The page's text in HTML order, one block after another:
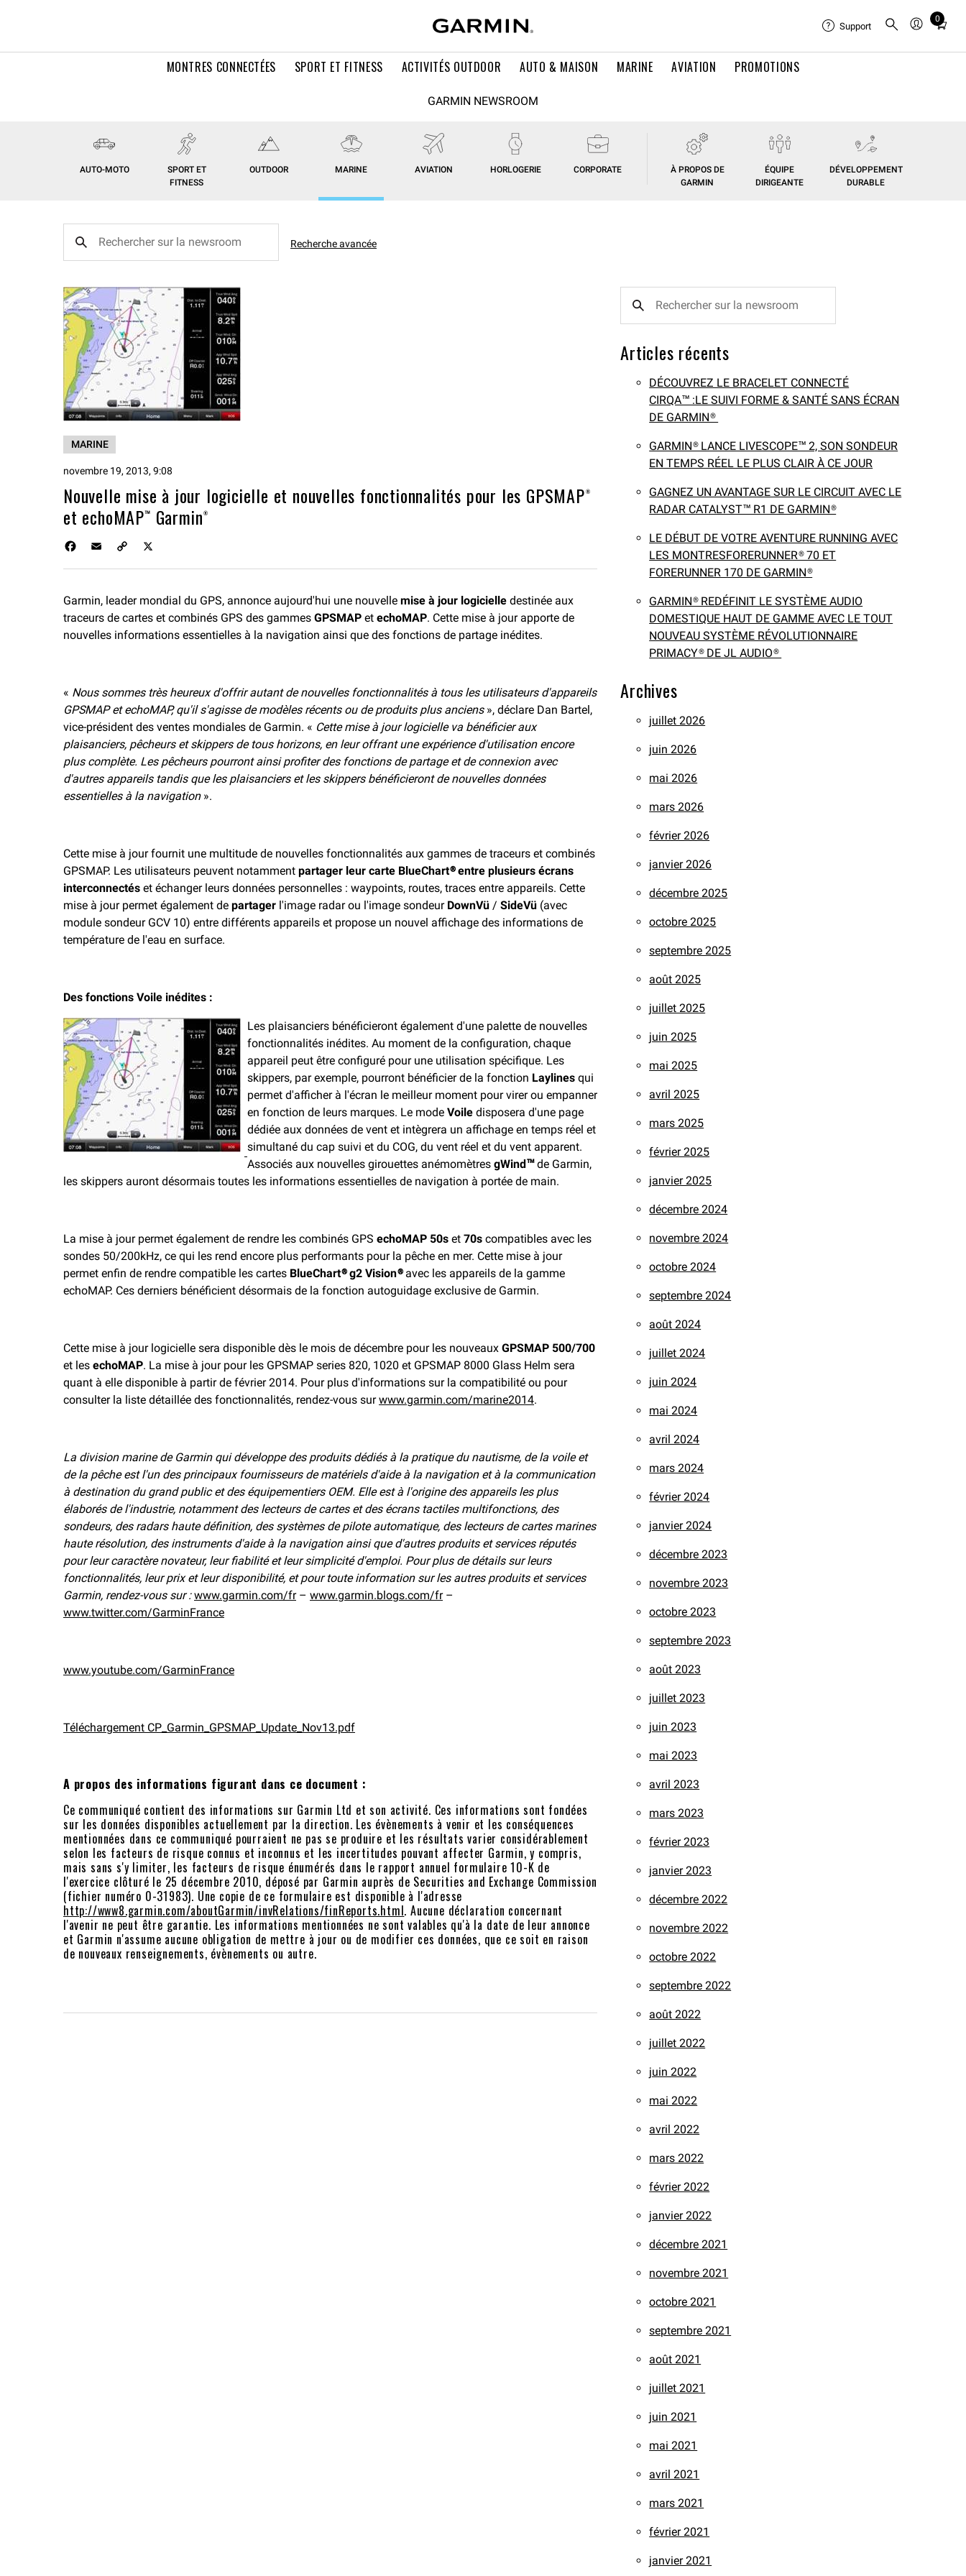
MONTRES CONNECTÉES SPORT ET FITNESS ACTIVITÉS OUTDOOR AUTO & MAISON MARINE AVIATION PROMOTIONS
Support
0
Total
in
GARMIN NEWSROOM
AUTO-MOTO
SPORT ET
FITNESS
OUTDOOR MARINE AVIATION HORLOGERIE CORPORATE
À PROPOS DE
GARMIN
ÉQUIPE
DIRIGEANTE
DÉVELOPPEMENT
DURABLE
Recherche avancée
MARINE
novembre 19, 2013, 9:08
Nouvelle mise à jour logicielle et nouvelles fonctionnalités pour les GPSMAP®
et echoMAP™ Garmin®
b
o
o
L
i
n
Garmin, leader mondial du GPS, annonce aujourd'hui une nouvelle mise à jour logicielle destinée aux
traceurs de cartes et combinés GPS des gammes GPSMAP et echoMAP. Cette mise à jour apporte de
nouvelles informations essentielles à la navigation ainsi que des fonctions de partage inédites.
« Nous sommes très heureux d'offrir autant de nouvelles fonctionnalités à tous les utilisateurs d'appareils
GPSMAP et echoMAP, qu'il s'agisse de modèles récents ou de produits plus anciens », déclare Dan Bartel,
vice-président des ventes mondiales de Garmin. « Cette mise à jour logicielle va bénéficier aux
plaisanciers, pêcheurs et skippers de tous horizons, en leur offrant une expérience d'utilisation encore
plus complète. Les pêcheurs pourront ainsi profiter des fonctions de partage et de connexion avec
d'autres appareils tandis que les plaisanciers et les skippers bénéficieront de nouvelles données
essentielles à la navigation».
Cette mise à jour fournit une multitude de nouvelles fonctionnalités aux gammes de traceurs et combinés
GPSMAP. Les utilisateurs peuvent notamment partager leur carte BlueChart®entre plusieurs écrans
interconnectés et échanger leurs données personnelles : waypoints, routes, traces entre appareils. Cette
mise à jour permet également de partager l'image radar ou l'image sondeur DownVü / SideVü (avec
module sondeur GCV 10) entre différents appareils et propose un nouvel affichage des informations de
température de l'eau en surface.
Des fonctions Voile inédites :
Les plaisanciers bénéficieront également d'une palette de nouvelles
fonctionnalités inédites. Au moment de la configuration, chaque
appareil peut être configuré pour une utilisation spécifique. Les
skippers, par exemple, pourront bénéficier de la fonction Laylines qui
permet d'afficher à l'écran le meilleur moment pour virer ou empanner
en fonction de leurs marques. Le mode Voile disposera d'une page
dédiée aux données de vent et intègrera un affichage en temps réel et
simultané du cap suivi et du COG, du vent réel et du vent apparent.
Associés aux nouvelles girouettes anémomètres gWind™de Garmin,
les skippers auront désormais toutes les informations essentielles de navigation à portée de main.
La mise à jour permet également de rendre les combinés GPS echoMAP 50s et 70s compatibles avec les
sondes 50/200kHz, ce qui les rend encore plus performants pour la pêche en mer. Cette mise à jour
permet enfin de rendre compatible les cartes BlueChart®g2 Vision®avec les appareils de la gamme
echoMAP. Ces derniers bénéficient désormais de la fonction autoguidage exclusive de Garmin.
Cette mise à jour logicielle sera disponible dès le mois de décembre pour les nouveaux GPSMAP 500/700
et les echoMAP. La mise à jour pour les GPSMAP series 820, 1020 et GPSMAP 8000 Glass Helm sera
quant à elle disponible à partir de février 2014. Pour plus d'informations sur la compatibilité ou pour
consulter la liste détaillée des fonctionnalités, rendez-vous surwww.garmin.com/marine2014.
La division marine de Garmin qui développe des produits dédiés à la pratique du nautisme, de la voile et
de la pêche est l'un des principaux fournisseurs de matériels d'aide à la navigation et à la communication
à destination du grand public et des équipementiers OEM. Elle est à l'origine des appareils les plus
élaborés de l'industrie, notamment des lecteurs de cartes et des écrans tactiles multifonctions, des
sondeurs, des radars haute définition, des systèmes de pilote automatique, des lecteurs de cartes marines
haute résolution, des instruments d'aide à la navigation ainsi que d'autres produits et services réputés
pour leur caractère novateur, leur fiabilité et leur simplicité d'emploi. Pour plus de détails sur leurs
fonctionnalités, leur prix et leur disponibilité, et pour toute information sur les autres produits et services
Garmin, rendez-vous sur : www.garmin.com/fr– www.garmin.blogs.com/fr–
www.twitter.com/GarminFrance
www.youtube.com/GarminFrance
Téléchargement CP_Garmin_GPSMAP_Update_Nov13.pdf
A propos des informations figurant dans ce document :
Ce communiqué contient des informations sur Garmin Ltd et son activité. Ces informations sont fondées
sur les données disponibles actuellement par la direction. Les évènements à venir et les conséquences
mentionnées dans ce communiqué pourraient ne pas se produire et les résultats varier considérablement
selon les facteurs de risque connus et inconnus et les incertitudes pouvant affecter Garmin, y compris,
mais sans s'y limiter, les facteurs de risque énumérés dans le rapport annuel formulaire 10-K de
l'exercice clôturé le 25 décembre 2010, déposé par Garmin auprès de Securities and Exchange Commission
(fichier numéro 0-31983). Une copie de ce formulaire est disponible à l'adresse
http://www8.garmin.com/aboutGarmin/invRelations/finReports.html. Aucune déclaration concernant
l'avenir ne peut être garantie. Les informations mentionnées ne sont valables qu'à la date de leur annonce
et Garmin n'assume aucune obligation de mettre à jour ou de modifier ces données, que ce soit en raison
de nouveaux renseignements, évènements ou autre.
Articles récents
DÉCOUVREZ LE BRACELET CONNECTÉ
CIRQA™ :LE SUIVI FORME & SANTÉ SANS ÉCRAN
DE GARMIN®
GARMIN® LANCE LIVESCOPE™ 2, SON SONDEUR
EN TEMPS RÉEL LE PLUS CLAIR À CE JOUR
GAGNEZ UN AVANTAGE SUR LE CIRCUIT AVEC LE
RADAR CATALYST™ R1 DE GARMIN®
LE DÉBUT DE VOTRE AVENTURE RUNNING AVEC
LES MONTRESFORERUNNER® 70 ET
FORERUNNER 170 DE GARMIN®
GARMIN® REDÉFINIT LE SYSTÈME AUDIO
DOMESTIQUE HAUT DE GAMME AVEC LE TOUT
NOUVEAU SYSTÈME RÉVOLUTIONNAIRE
PRIMACY® DE JL AUDIO®
Archives
juillet 2026
juin 2026
mai 2026
mars 2026
février 2026
janvier 2026
décembre 2025
octobre 2025
septembre 2025
août 2025
juillet 2025
juin 2025
mai 2025
avril 2025
mars 2025
février 2025
janvier 2025
décembre 2024
novembre 2024
octobre 2024
septembre 2024
août 2024
juillet 2024
juin 2024
mai 2024
avril 2024
mars 2024
février 2024
janvier 2024
décembre 2023
novembre 2023
octobre 2023
septembre 2023
août 2023
juillet 2023
juin 2023
mai 2023
avril 2023
mars 2023
février 2023
janvier 2023
décembre 2022
novembre 2022
octobre 2022
septembre 2022
août 2022
juillet 2022
juin 2022
mai 2022
avril 2022
mars 2022
février 2022
janvier 2022
décembre 2021
novembre 2021
octobre 2021
septembre 2021
août 2021
juillet 2021
juin 2021
mai 2021
avril 2021
mars 2021
février 2021
janvier 2021